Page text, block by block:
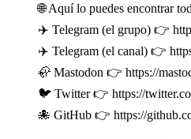
🌐 Aquí lo puedes encontrar
✈️ Telegram (el grupo) 👉
✈️ Telegram (el canal) 👉
🦣 Mastodon 👉 https://
🐦 Twitter 👉 https://
🐙 GitHub 👉 https://